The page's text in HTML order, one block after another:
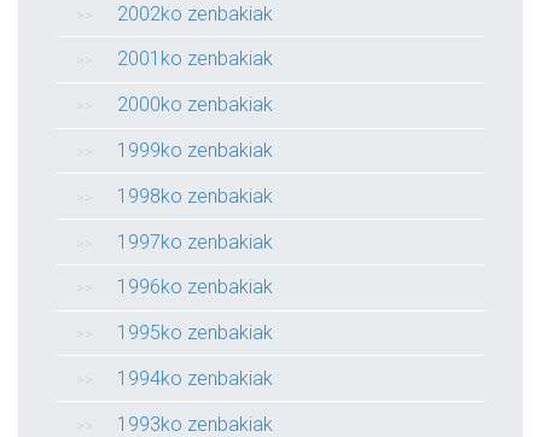
2002ko zenbakiak
2001ko zenbakiak
2000ko zenbakiak
1999ko zenbakiak
1998ko zenbakiak
1997ko zenbakiak
1996ko zenbakiak
1995ko zenbakiak
1994ko zenbakiak
1993ko zenbakiak